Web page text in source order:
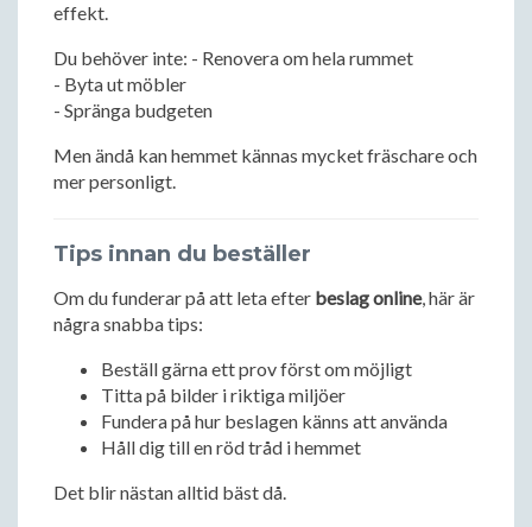
effekt.
Du behöver inte: - Renovera om hela rummet
- Byta ut möbler
- Spränga budgeten
Men ändå kan hemmet kännas mycket fräschare och
mer personligt.
Tips innan du beställer
Om du funderar på att leta efter beslag online, här är
några snabba tips:
Beställ gärna ett prov först om möjligt
Titta på bilder i riktiga miljöer
Fundera på hur beslagen känns att använda
Håll dig till en röd tråd i hemmet
Det blir nästan alltid bäst då.